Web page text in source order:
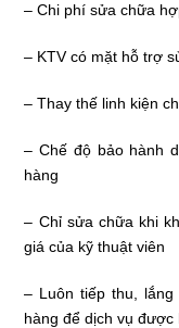
– Chi phí sửa chữa
– KTV có mặt hỗ trợ
– Thay thế linh kiện
– Chế độ bảo hành
hàng
– Chỉ sửa chữa khi
giá của kỹ thuật viên
– Luôn tiếp thu,
hàng để dịch vụ được